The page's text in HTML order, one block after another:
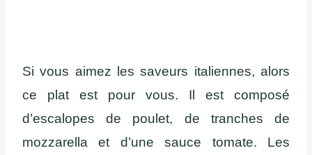
Si vous aimez les saveurs italiennes, alors
ce plat est pour vous. Il est composé
d’escalopes de poulet, de tranches de
mozzarella et d’une sauce tomate. Les